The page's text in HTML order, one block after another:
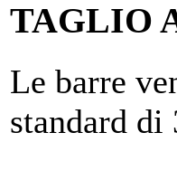
TAGLIO
Le barre
standard